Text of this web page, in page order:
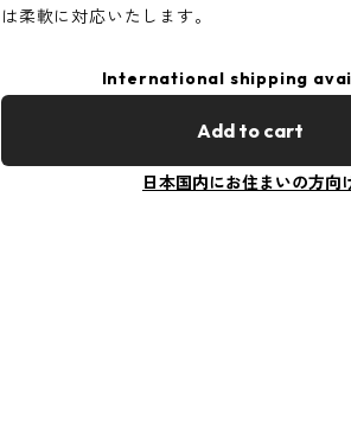
は柔軟に対応いたします。
International shipping
Add to cart
日本国内にお住まいの方向